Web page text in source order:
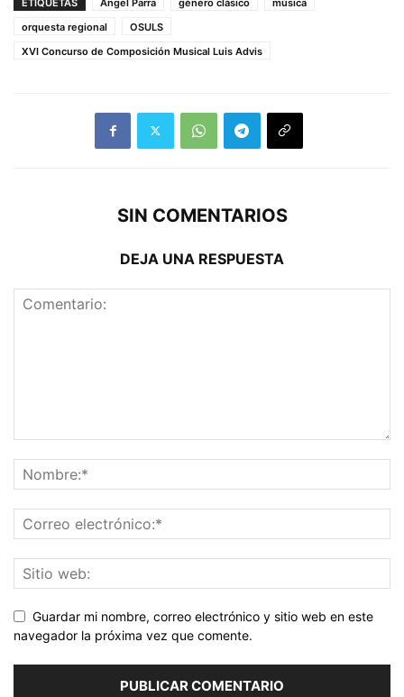
orquesta regional
OSULS
XVI Concurso de Composición Musical Luis Advis
SIN COMENTARIOS
DEJA UNA RESPUESTA
Guardar mi nombre, correo electrónico y sitio web en este
navegador la próxima vez que comente.